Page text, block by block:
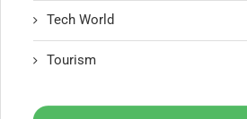
Tech World
Tourism